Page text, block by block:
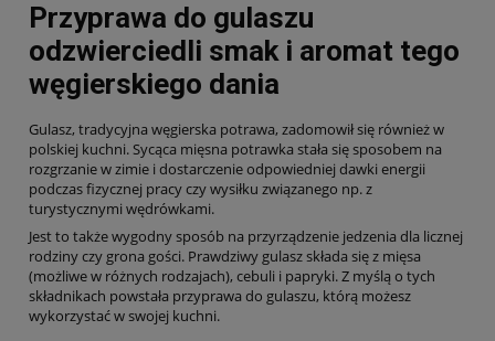
Przyprawa do gulaszu
odzwierciedli smak i aromat tego
węgierskiego dania
Gulasz, tradycyjna węgierska potrawa, zadomowił się również w
polskiej kuchni. Sycąca mięsna potrawka stała się sposobem na
rozgrzanie w zimie i dostarczenie odpowiedniej dawki energii
podczas fizycznej pracy czy wysiłku związanego np. z
turystycznymi wędrówkami.
Jest to także wygodny sposób na przyrządzenie jedzenia dla licznej
rodziny czy grona gości. Prawdziwy gulasz składa się z mięsa
(możliwe w różnych rodzajach), cebuli i papryki. Z myślą o tych
składnikach powstała przyprawa do gulaszu, którą możesz
wykorzystać w swojej kuchni.